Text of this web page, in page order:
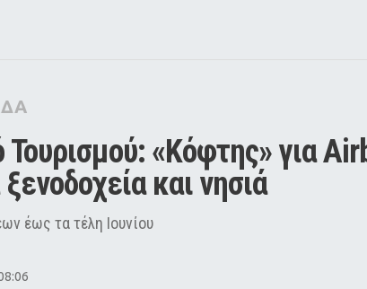
«Κόφτης» για
και νησιά
έως τα τέλη Ιουνίου